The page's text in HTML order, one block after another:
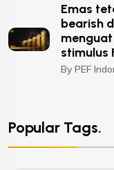
Emas
bearish
stimulus
By PEF
Popular Tags.